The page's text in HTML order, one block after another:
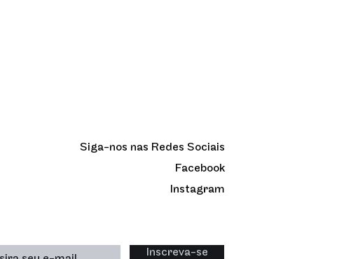
Siga-nos nas Redes Sociais
Facebook
Instagram
Inscreva-se